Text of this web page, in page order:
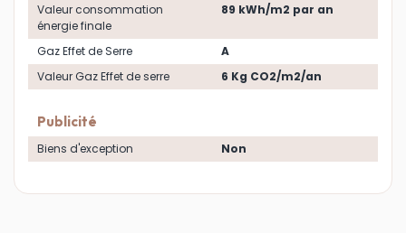
Valeur consommation
énergie finale
89 kWh/m2 par an
Gaz Effet de Serre
A
Valeur Gaz Effet de serre
6 Kg CO2/m2/an
Publicité
Biens d'exception Non